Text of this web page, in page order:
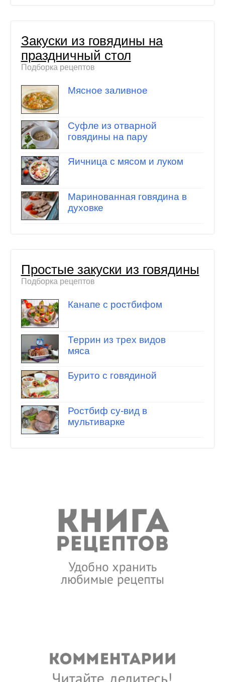
Закуски из говядины на
праздничный стол
Подборка рецептов
Мясное заливное
Суфле из отварной
говядины на пару
Яичница с мясом и луком
Маринованная говядина в
духовке
Простые закуски из говядины
Подборка рецептов
Канапе с ростбифом
Террин из трех видов
мяса
Бурито с говядиной
Ростбиф су-вид в
мультиварке